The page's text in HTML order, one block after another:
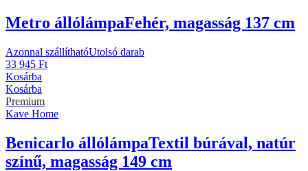
Metro állólámpaFehér, magasság 137 cm
Azonnal szállíthatóUtolsó darab
33 945 Ft
Kosárba
Kosárba
Premium
Kave Home
Benicarlo állólámpaTextil búrával, natúr
színű, magasság 149 cm